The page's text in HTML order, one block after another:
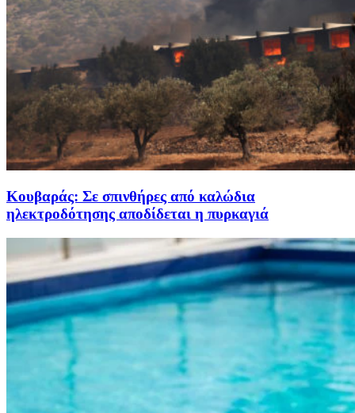
Κουβαράς: Σε σπινθήρες από καλώδια
ηλεκτροδότησης αποδίδεται η πυρκαγιά